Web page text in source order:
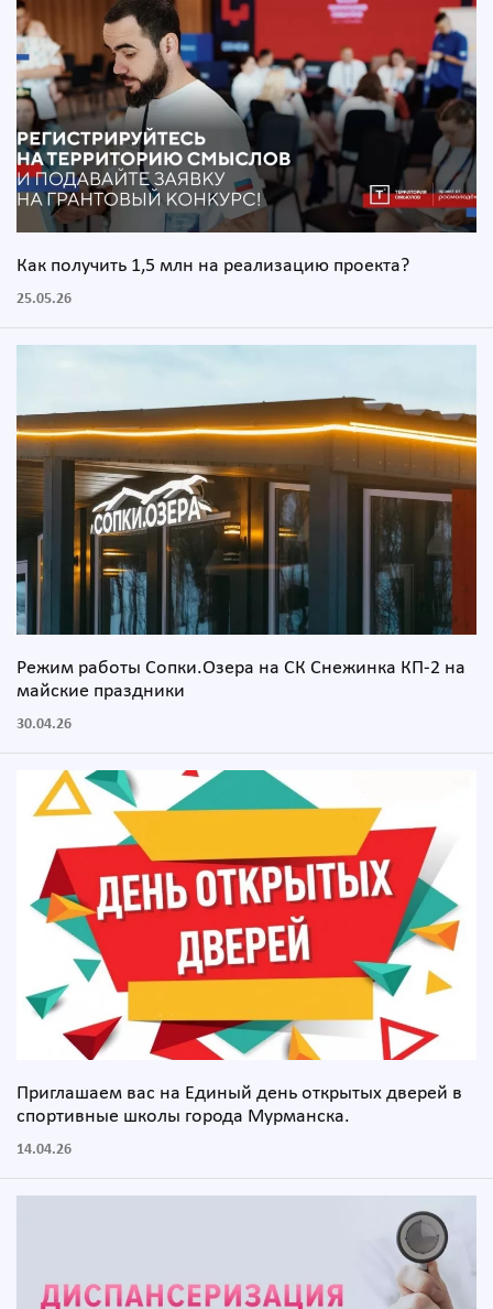
Как получить 1,5 млн на реализацию проекта?
25.05.26
Режим работы Сопки.Озера на СК Снежинка КП-2 на
майские праздники
30.04.26
Приглашаем вас на Единый день открытых дверей в
спортивные школы города Мурманска.
14.04.26